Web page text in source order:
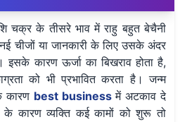
चक्र के तीसरे भाव में राहु बहुत बेचैनी
चीजों या जानकारी के लिए उसके अंदर
इसके कारण ऊर्जा का बिखराव होता है,
को भी प्रभावित करता है। जन्म
कारण best businessमें अटकाव दे
कारण व्यक्ति कई कामों को शुरू तो